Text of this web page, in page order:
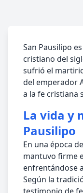
San Pausilipo
cristiano del
sufrió el
del emperador
a la fe cristiana
La vida y
Pausilipo
En una época
mantuvo firme
enfrentándose
Según la